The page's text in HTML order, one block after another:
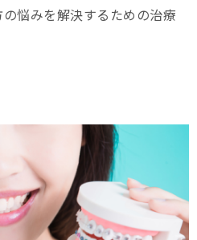
悩みを解決するための治療